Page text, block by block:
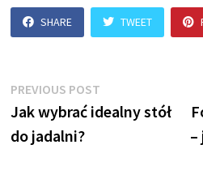
SHARE TWEET
Nawigacja
wpisu
PREVIOUS POST
post:
Jak wybrać idealny stół
do jadalni?
–